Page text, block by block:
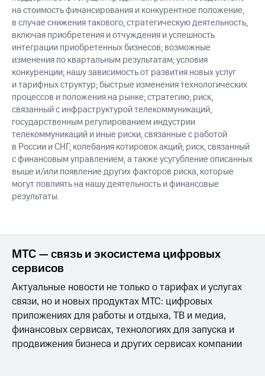
на стоимость финансирования и конкурентное положение,
в случае снижения такового; стратегическую деятельность,
включая приобретения и отчуждения и успешность
интеграции приобретенных бизнесов; возможные
изменения по квартальным результатам; условия
конкуренции; нашу зависимость от развития новых услуг
и тарифных структур; быстрые изменения технологических
процессов и положения на рынке; стратегию; риск,
связанный с инфраструктурой телекоммуникаций,
государственным регулированием индустрии
телекоммуникаций и иные риски, связанные с работой
в России и СНГ; колебания котировок акций; риск, связанный
с финансовым управлением, а также усугубление описанных
выше и/или появление других факторов риска, которые
могут повлиять на нашу деятельность и финансовые
результаты.
МТС — связь и экосистема цифровых
сервисов
Актуальные новости не только о тарифах и услугах
связи, но и новых продуктах МТС: цифровых
приложениях для работы и отдыха, ТВ и медиа,
финансовых сервисах, технологиях для запуска и
продвижения бизнеса и других сервисах компании